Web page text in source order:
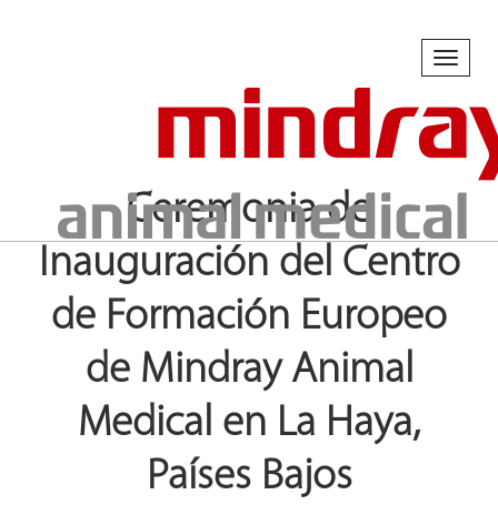
Ceremonia de
Inauguración del Centro
de Formación Europeo
de Mindray Animal
Medical en La Haya,
Países Bajos